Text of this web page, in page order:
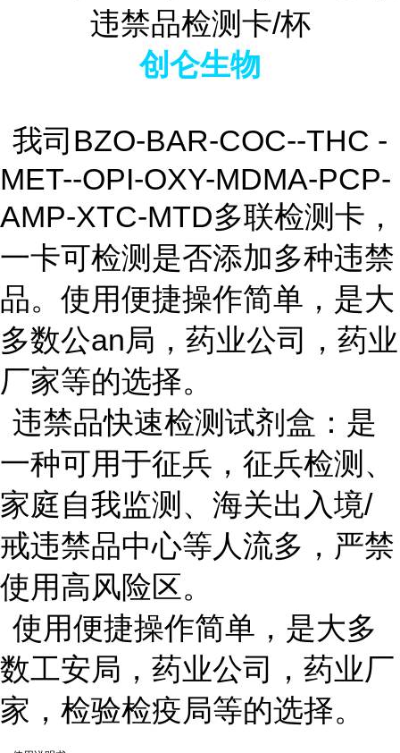
违禁品检测卡/杯
创仑生物
我司BZO-BAR-COC--THC -
MET--OPI-OXY-MDMA-PCP-
AMP-XTC-MTD多联检测卡，
一卡可检测是否添加多种违禁
品。使用便捷操作简单，是大
多数公an局，药业公司，药业
厂家等的选择。
违禁品快速检测试剂盒：是
一种可用于征兵，征兵检测、
家庭自我监测、海关出入境/
戒违禁品中心等人流多，严禁
使用高风险区。
使用便捷操作简单，是大多
数工安局，药业公司，药业厂
家，检验检疫局等的选择。